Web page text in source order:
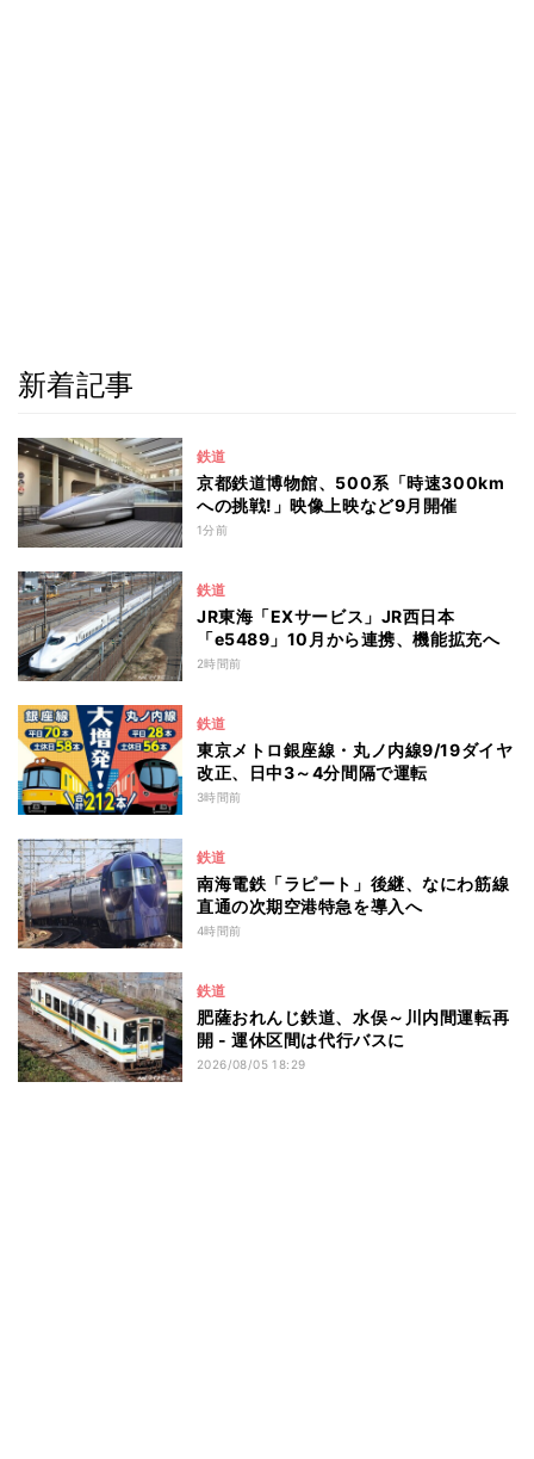
新着記事
鉄道
京都鉄道博物館、500系「時速300km
への挑戦!」映像上映など9月開催
1分前
鉄道
JR東海「EXサービス」JR西日本
「e5489」10月から連携、機能拡充へ
2時間前
鉄道
東京メトロ銀座線・丸ノ内線9/19ダイヤ
改正、日中3～4分間隔で運転
3時間前
鉄道
南海電鉄「ラピート」後継、なにわ筋線
直通の次期空港特急を導入へ
4時間前
鉄道
肥薩おれんじ鉄道、水俣～川内間運転再
開 - 運休区間は代行バスに
2026/08/05 18:29